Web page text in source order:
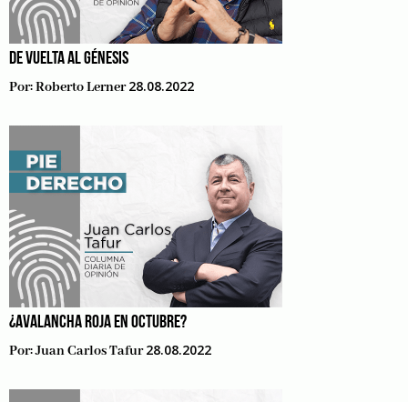
DE VUELTA AL GÉNESIS
Por:Roberto Lerner 28.08.2022
¿AVALANCHA ROJA EN OCTUBRE?
Por:Juan Carlos Tafur 28.08.2022